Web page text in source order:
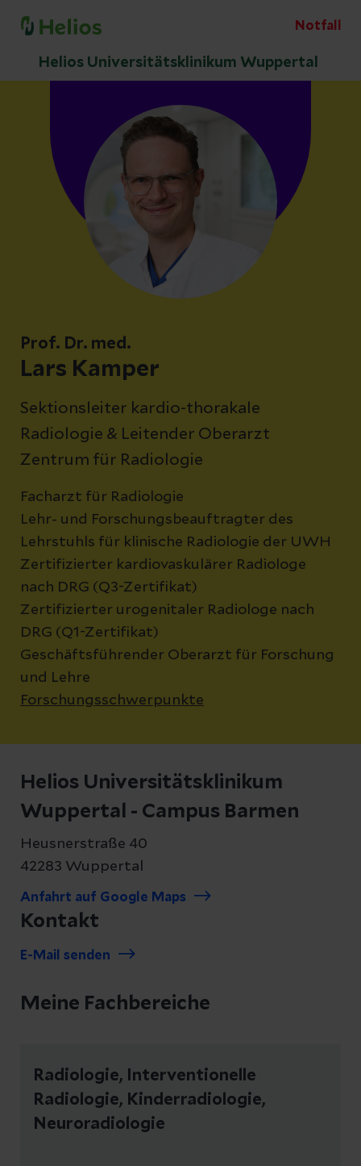
Notfall
Helios Universitätsklinikum Wuppertal
Prof. Dr. med.
Lars Kamper
Sektionsleiter kardio-thorakale
Radiologie & Leitender Oberarzt
Zentrum für Radiologie
Facharzt für Radiologie
Lehr- und Forschungsbeauftragter des
Lehrstuhls für klinische Radiologie der UWH
Zertifizierter kardiovaskulärer Radiologe
nach DRG (Q3-Zertifikat)
Zertifizierter urogenitaler Radiologe nach
DRG (Q1-Zertifikat)
Geschäftsführender Oberarzt für Forschung
und Lehre
Forschungsschwerpunkte
Helios Universitätsklinikum
Wuppertal - Campus Barmen
Heusnerstraße 40
42283 Wuppertal
Anfahrt auf Google Maps
Kontakt
E-Mail senden
Meine Fachbereiche
Radiologie, Interventionelle
Radiologie, Kinderradiologie,
Neuroradiologie